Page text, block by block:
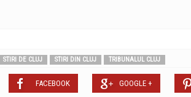
STIRI DE CLUJ STIRI DIN CLUJ TRIBUNALUL CLUJ
FACEBOOK GOOGLE +